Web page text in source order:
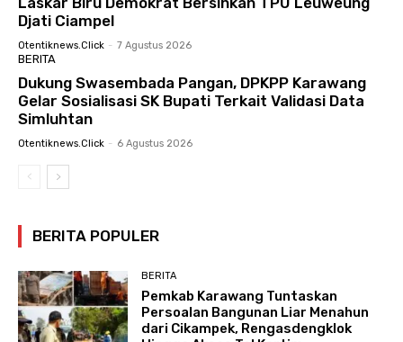
Djati Ciampel
Otentiknews.click - 7 Agustus 2026
BERITA
Dukung Swasembada Pangan, DPKPP Karawang
Gelar Sosialisasi SK Bupati Terkait Validasi Data
Simluhtan
Otentiknews.click - 6 Agustus 2026
BERITA POPULER
BERITA
Pemkab Karawang Tuntaskan
Persoalan Bangunan Liar Menahun
dari Cikampek, Rengasdengklok